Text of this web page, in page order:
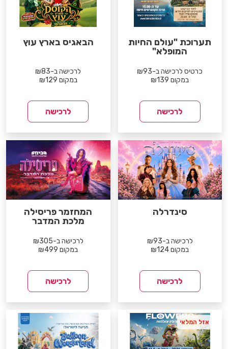
תערוכת "עולם החיות
המופלא"
כרטיס לרכישה ב-₪93
במקום ₪139
לרכישה
הבאגיס בארץ עוץ
לרכישה ב-₪83
במקום ₪129
לרכישה
סינדרלה
לרכישה ב-₪93
במקום ₪124
לרכישה
המחזמר פריסילה
מלכת המדבר
לרכישה ב-₪305
במקום ₪499
לרכישה
אזל המלאי